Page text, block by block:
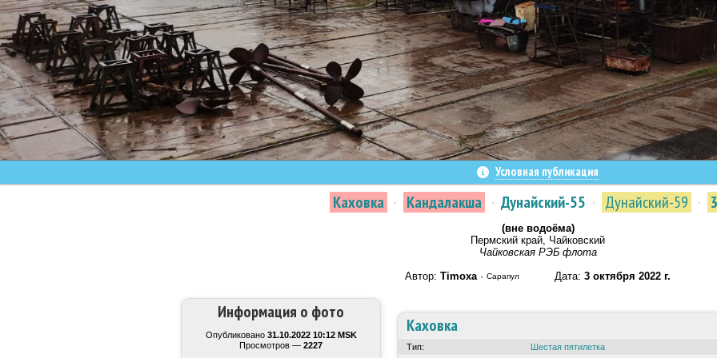
Условная публикация
Каховка · Кандалакша · Дунайский-55 · Дунайский-59 ·
(вне водоёма)
Пермский край, Чайковский
Чайковская РЭБ флота
Автор: Timoxa· Сарапул Дата: 3 октября 2022 г.
Информация о фото
Опубликовано 31.10.2022 10:12 MSK
Просмотров — 2227
Каховка
Тип: Шестая пятилетка